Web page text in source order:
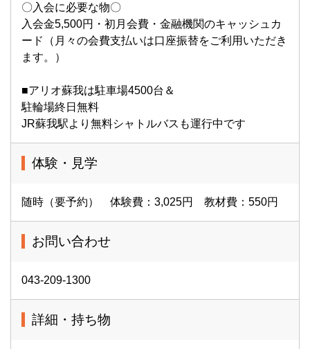
〇入会に必要な物〇
入会金5,500円・初月会費・金融機関のキャッシュカ
ード（月々の会費支払いは口座振替をご利用いただき
ます。）
■アリオ蘇我は駐車場4500台＆
駐輪場終日無料
JR蘇我駅より無料シャトルバスも運行中です
体験・見学
随時（要予約） 体験費：3,025円 教材費：550円
お問い合わせ
043-209-1300
詳細・持ち物